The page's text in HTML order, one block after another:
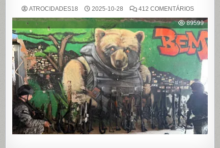
ATROCIDADES18 2025-10-28 412 COMENTÁRIOSEM
POLICIAL
DEIXA
121
MORTOS
NOS
DO
ALEMÃO
PENHA,
NO
RIO
89599